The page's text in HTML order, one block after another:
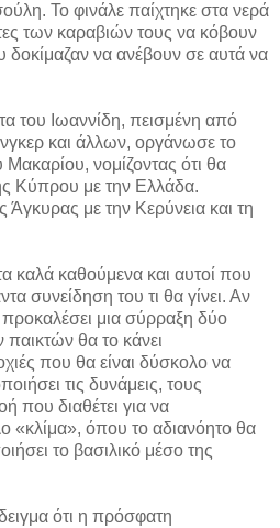
Το φινάλε παίχτηκε στα νερά
των καραβιών τους να κόβουν
να ανέβουν σε αυτά να
του Ιωαννίδη, πεισμένη από
και άλλων, οργάνωσε το
νομίζοντας ότι θα
Κύπρου με την Ελλάδα.
με την Κερύνεια και τη
καλά καθούμενα και αυτοί που
συνείδηση του τι θα γίνει. Αν
προκαλέσει μια σύρραξη δύο
θα το κάνει
που θα είναι δύσκολο να
τις δυνάμεις, τους
που διαθέτει για να
«κλίμα», όπου το αδιανόητο θα
το βασιλικό μέσο της
ότι η πρόσφατη